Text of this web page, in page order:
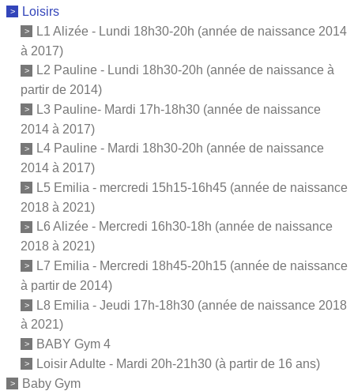
Loisirs
L1 Alizée - Lundi 18h30-20h (année de naissance 2014
à 2017)
L2 Pauline - Lundi 18h30-20h (année de naissance à
partir de 2014)
L3 Pauline- Mardi 17h-18h30 (année de naissance
2014 à 2017)
L4 Pauline - Mardi 18h30-20h (année de naissance
2014 à 2017)
L5 Emilia - mercredi 15h15-16h45 (année de naissance
2018 à 2021)
L6 Alizée - Mercredi 16h30-18h (année de naissance
2018 à 2021)
L7 Emilia - Mercredi 18h45-20h15 (année de naissance
à partir de 2014)
L8 Emilia - Jeudi 17h-18h30 (année de naissance 2018
à 2021)
BABY Gym 4
Loisir Adulte - Mardi 20h-21h30 (à partir de 16 ans)
Baby Gym